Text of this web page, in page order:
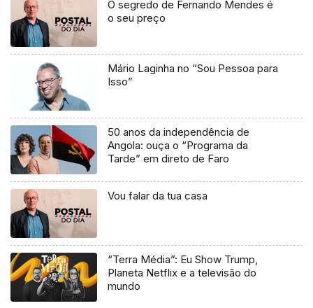
O segredo de Fernando Mendes é
o seu preço
Mário Laginha no “Sou Pessoa para
Isso”
50 anos da independência de
Angola: ouça o “Programa da
Tarde” em direto de Faro
Vou falar da tua casa
“Terra Média”: Eu Show Trump,
Planeta Netflix e a televisão do
mundo